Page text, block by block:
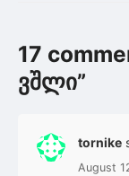
17
ვშლი”
tornike
August